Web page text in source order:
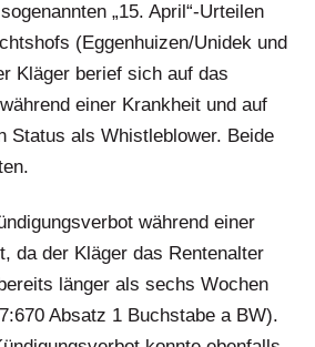
„15. April“-Urteilen
(Eggenhuizen/Unidek und
Kläger berief sich auf das
einer Krankheit und auf
Status als Whistleblower. Beide
während einer
da der Kläger das Rentenalter
länger als sechs Wochen
Absatz 1 Buchstabe a BW).